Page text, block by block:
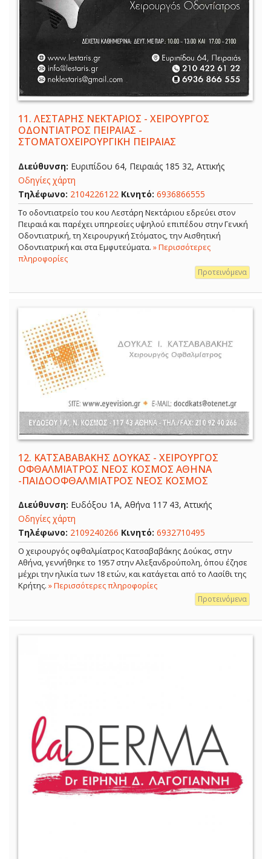
11. ΛΕΣΤΑΡΗΣ ΝΕΚΤΑΡΙΟΣ - ΧΕΙΡΟΥΡΓΟΣ
ΟΔΟΝΤΙΑΤΡΟΣ ΠΕΙΡΑΙΑΣ -
ΣΤΟΜΑΤΟΧΕΙΡΟΥΡΓΙΚΗ ΠΕΙΡΑΙΑΣ
Διεύθυνση: Ευριπίδου 64, Πειραιάς 185 32, Αττικής
Οδηγίες χάρτη
Τηλέφωνο: 2104226122 Κινητό: 6936866555
Το οδοντιατρείο του κου Λεστάρη Νεκτάριου εδρεύει στον
Πειραιά και παρέχει υπηρεσίες υψηλού επιπέδου στην Γενική
Οδοντιατρική, τη Χειρουργική Στόματος, την Αισθητική
Οδοντιατρική και στα Εμφυτεύματα. » Περισσότερες
πληροφορίες
Προτεινόμενα
12. ΚΑΤΣΑΒΑΒΑΚΗΣ ΔΟΥΚΑΣ - ΧΕΙΡΟΥΡΓΟΣ
ΟΦΘΑΛΜΙΑΤΡΟΣ ΝΕΟΣ ΚΟΣΜΟΣ ΑΘΗΝΑ
-ΠΑΙΔΟΟΦΘΑΛΜΙΑΤΡΟΣ ΝΕΟΣ ΚΟΣΜΟΣ
Διεύθυνση: Ευδόξου 1Α, Αθήνα 117 43, Αττικής
Οδηγίες χάρτη
Τηλέφωνο: 2109240266 Κινητό: 6932710495
Ο χειρουργός οφθαλμίατρος Κατσαβαβάκης Δούκας, στην
Αθήνα, γεννήθηκε το 1957 στην Αλεξανδρούπολη, όπου έζησε
μέχρι την ηλικία των 18 ετών, και κατάγεται από το Λασίθι της
Κρήτης. » Περισσότερες πληροφορίες
Προτεινόμενα